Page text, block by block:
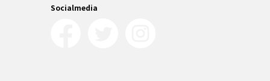
Socialmedia